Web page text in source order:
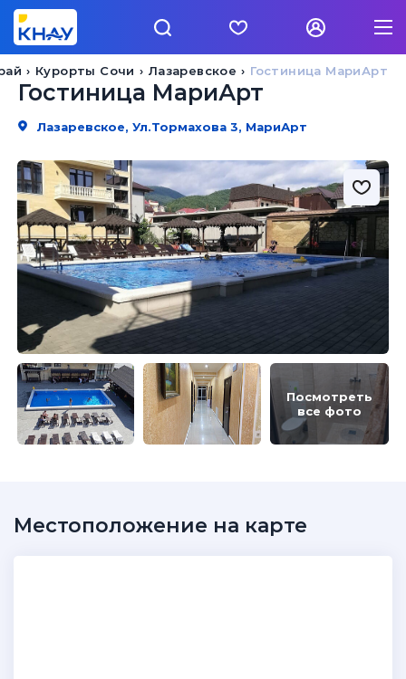
Гостиница МариАрт
Лазаревское
Курорты Сочи
Гостиница МариАрт
Лазаревское, Ул.Тормахова 3, МариАрт
Посмотреть
все фото
Местоположение на карте